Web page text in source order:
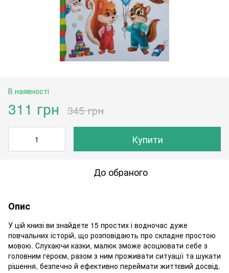
В наявності
311 грн 345 грн
Купити
До обраного
Опис
У цій книзі ви знайдете 15 простих і водночас дуже
повчальних історій, що розповідають про складне простою
мовою. Слухаючи казки, малюк зможе асоціювати себе з
головним героєм, разом з ним проживати ситуації та шукати
рішення, безпечно й ефективно переймати життєвий досвід.